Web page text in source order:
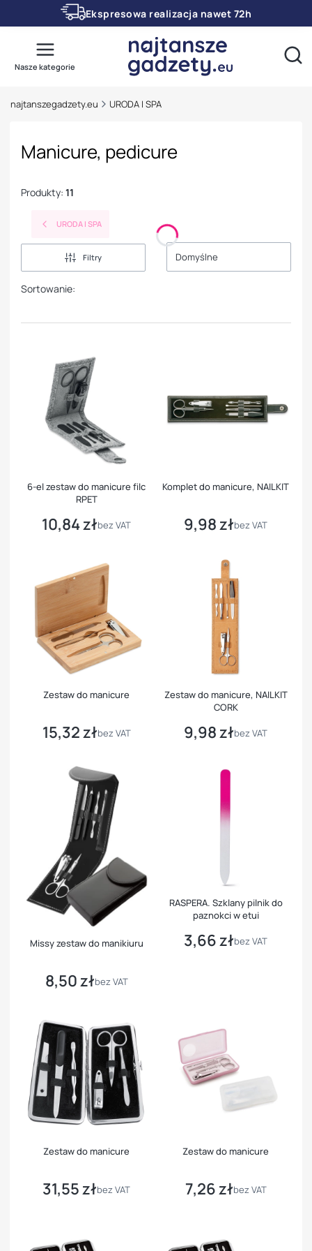
Ekspresowa realizacja nawet 72h
Nasze kategorie
najtanszegadzety.eu URODA I SPA
Manicure, pedicure
Produkty: 11
URODA I SPA
Filtry
Sortowanie:
Domyślne
6-el zestaw do manicure filc
RPET
Cena
10,84 złbez VAT
Komplet do manicure, NAILKIT
Cena
9,98 złbez VAT
Zestaw do manicure
Cena
15,32 złbez VAT
Zestaw do manicure, NAILKIT
CORK
Cena
9,98 złbez VAT
Missy zestaw do manikiuru
Cena
8,50 złbez VAT
RASPERA. Szklany pilnik do
paznokci w etui
Cena
3,66 złbez VAT
Zestaw do manicure
Cena
31,55 złbez VAT
Zestaw do manicure
Cena
7,26 złbez VAT